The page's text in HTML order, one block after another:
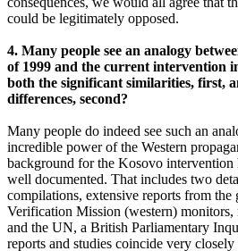
could be legitimately opposed.
4. Many people see an analogy
of 1999 and the current intervention
both the significant similarities, first,
differences, second?
Many people do indeed see such an
incredible power of the Western
background for the Kosovo intervention
well documented. That includes two
compilations, extensive reports from
Verification Mission (western)
and the UN, a British Parliamentary
reports and studies coincide very closely